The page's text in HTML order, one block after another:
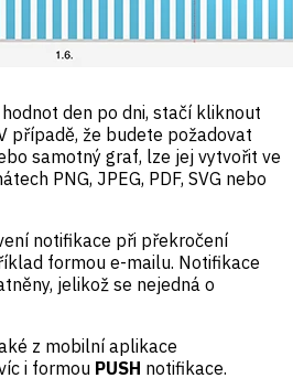
den po dni, stačí kliknout
případě, že budete požadovat
samotný graf, lze jej vytvořit ve
PNG, JPEG, PDF, SVG nebo
notifikace při překročení
formou e-mailu. Notifikace
jelikož se nejedná o
z mobilní aplikace
i formou PUSH notifikace.